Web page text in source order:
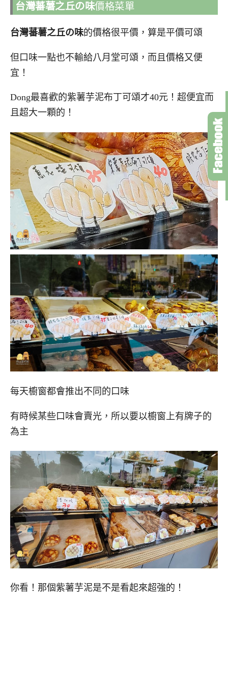
台灣蕃薯之丘の味價格菜單
台灣蕃薯之丘の味的價格很平價，算是平價可頌
但口味一點也不輸給八月堂可頌，而且價格又便
宜！
Dong最喜歡的紫薯芋泥布丁可頌才40元！超便宜而
且超大一顆的！
每天櫥窗都會推出不同的口味
有時候某些口味會賣光，所以要以櫥窗上有牌子的
為主
你看！那個紫薯芋泥是不是看起來超強的！